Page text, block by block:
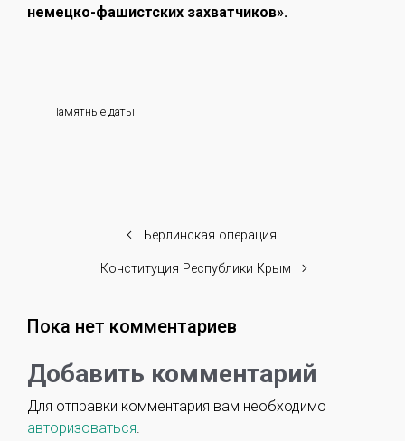
немецко-фашистских захватчиков».
Памятные даты
Берлинская операция
Конституция Республики Крым
Пока нет комментариев
Добавить комментарий
Для отправки комментария вам необходимо
авторизоваться.